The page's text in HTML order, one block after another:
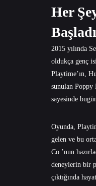
Her
Başladı
2015 yılında
oldukça genç
Playtime’ın,
sunulan
sayesinde
Oyunda,
gelen ve bu
Co.’nun
deneylerin bir
çıktığında